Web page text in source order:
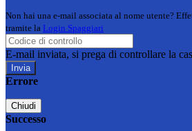
Non hai una e-mail associata al nome utente?
tramite la Login Spaggiari
E-mail inviata, si prega di controllare la
Errore
Chiudi
Successo